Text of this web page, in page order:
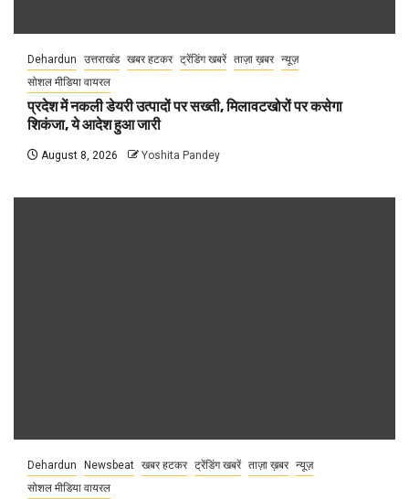
Dehardun उत्तराखंड खबर हटकर ट्रेंडिंग खबरें ताज़ा ख़बर न्यूज़
सोशल मीडिया वायरल
प्रदेश में नकली डेयरी उत्पादों पर सख्ती, मिलावटखोरों पर कसेगा
शिकंजा, ये आदेश हुआ जारी
August 8, 2026 Yoshita Pandey
Dehardun Newsbeat खबर हटकर ट्रेंडिंग खबरें ताज़ा ख़बर न्यूज़
सोशल मीडिया वायरल